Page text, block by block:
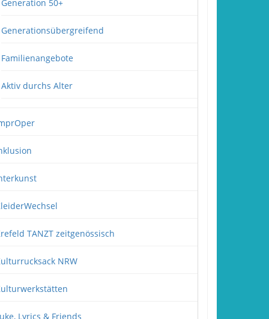
Generation 50+
Generationsübergreifend
Familienangebote
Aktiv durchs Alter
TANZT zeitgenössisch
NRW
Lyrics & Friends